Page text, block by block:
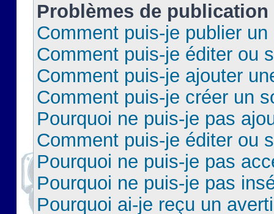
Problèmes de publication
Comment puis-je publier
Comment puis-je éditer ou
Comment puis-je ajouter
Comment puis-je créer un
Pourquoi ne puis-je pas
Comment puis-je éditer ou
Pourquoi ne puis-je pas
Pourquoi ne puis-je pas
Pourquoi ai-je reçu un